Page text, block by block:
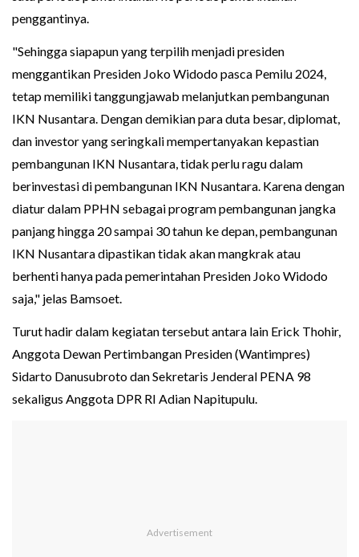
penggantinya.
"Sehingga siapapun yang terpilih menjadi presiden
menggantikan Presiden Joko Widodo pasca Pemilu 2024,
tetap memiliki tanggungjawab melanjutkan pembangunan
IKN Nusantara. Dengan demikian para duta besar, diplomat,
dan investor yang seringkali mempertanyakan kepastian
pembangunan IKN Nusantara, tidak perlu ragu dalam
berinvestasi di pembangunan IKN Nusantara. Karena dengan
diatur dalam PPHN sebagai program pembangunan jangka
panjang hingga 20 sampai 30 tahun ke depan, pembangunan
IKN Nusantara dipastikan tidak akan mangkrak atau
berhenti hanya pada pemerintahan Presiden Joko Widodo
saja," jelas Bamsoet.
Turut hadir dalam kegiatan tersebut antara lain Erick Thohir,
Anggota Dewan Pertimbangan Presiden (Wantimpres)
Sidarto Danusubroto dan Sekretaris Jenderal PENA 98
sekaligus Anggota DPR RI Adian Napitupulu.